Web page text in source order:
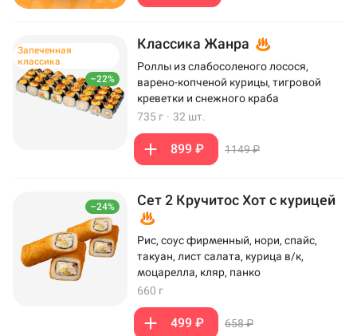
–22%
Запеченная
классика
Классика Жанра
Роллы из слабосоленого лосося,
варено-копченой курицы, тигровой
креветки и снежного краба
735 г · 32 шт.
899 ₽ 1149 ₽
–24% Сет 2 Кручитос Хот с курицей
Рис, соус фирменный, нори, спайс,
такуан, лист салата, курица в/к,
моцарелла, кляр, панко
660 г
499 ₽ 658 ₽